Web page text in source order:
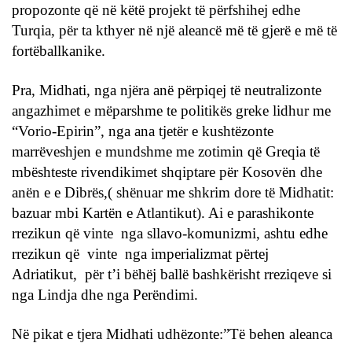
propozonte që në këtë projekt të përfshihej edhe
Turqia, për ta kthyer në një aleancë më të gjerë e më të
fortëballkanike.
Pra, Midhati, nga njëra anë përpiqej të neutralizonte
angazhimet e mëparshme te politikës greke lidhur me
“Vorio-Epirin”, nga ana tjetër e kushtëzonte
marrëveshjen e mundshme me zotimin që Greqia të
mbështeste rivendikimet shqiptare për Kosovën dhe
anën e e Dibrës,( shënuar me shkrim dore të Midhatit:
bazuar mbi Kartën e Atlantikut). Ai e parashikonte
rrezikun që vinte nga sllavo-komunizmi, ashtu edhe
rrezikun që vinte nga imperializmat përtej
Adriatikut, për t’i bëhëj ballë bashkërisht rreziqeve si
nga Lindja dhe nga Perëndimi.
Në pikat e tjera Midhati udhëzonte:”Të behen aleanca